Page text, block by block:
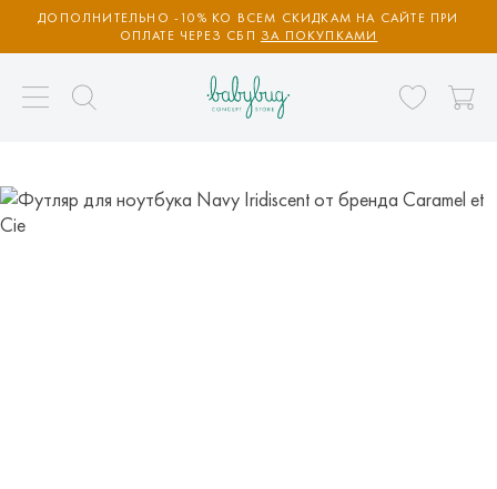
ДОПОЛНИТЕЛЬНО -10% КО ВСЕМ СКИДКАМ НА САЙТЕ ПРИ
ОПЛАТЕ ЧЕРЕЗ СБП ЗА ПОКУПКАМИ